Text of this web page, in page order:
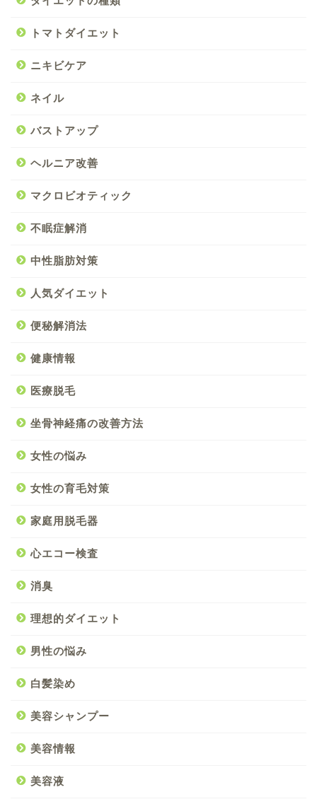
トマトダイエット
ニキビケア
ネイル
バストアップ
ヘルニア改善
マクロビオティック
不眠症解消
中性脂肪対策
人気ダイエット
便秘解消法
健康情報
医療脱毛
坐骨神経痛の改善方法
女性の悩み
女性の育毛対策
家庭用脱毛器
心エコー検査
消臭
理想的ダイエット
男性の悩み
白髪染め
美容シャンプー
美容情報
美容液